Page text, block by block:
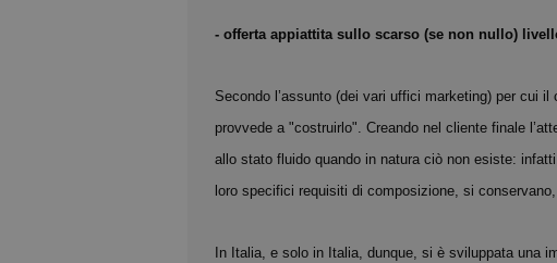
- offerta appiattita sullo scarso (se non nullo)
Secondo l’assunto (dei vari uffici marketing) per cui
provvede a "costruirlo". Creando nel cliente finale
allo stato fluido quando in natura ciò non esiste:
loro specifici requisiti di composizione, si
In Italia, e solo in Italia, dunque, si è sviluppata una